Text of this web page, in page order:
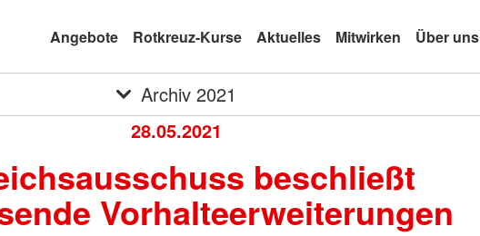
Angebote Rotkreuz-Kurse Aktuelles Mitwirken Über uns
Archiv 2021
28.05.2021
beschließt
Vorhalteerweiterungen